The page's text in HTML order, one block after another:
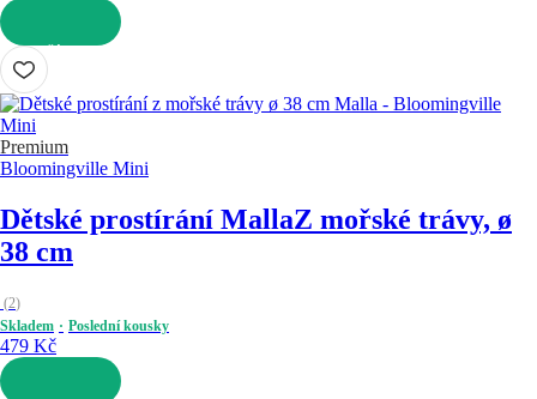
DO KOŠÍKU
Premium
Bloomingville Mini
Dětské prostírání MallaZ mořské trávy, ø
38 cm
(2)
Skladem
Poslední kousky
479 Kč